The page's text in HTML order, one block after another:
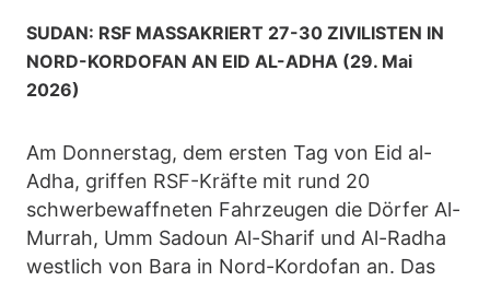
SUDAN: RSF MASSAKRIERT 27-30 ZIVILISTEN IN
NORD-KORDOFAN AN EID AL-ADHA (29. Mai
2026)
Am Donnerstag, dem ersten Tag von Eid al-
Adha, griffen RSF-Kräfte mit rund 20
schwerbewaffneten Fahrzeugen die Dörfer Al-
Murrah, Umm Sadoun Al-Sharif und Al-Radha
westlich von Bara in Nord-Kordofan an. Das